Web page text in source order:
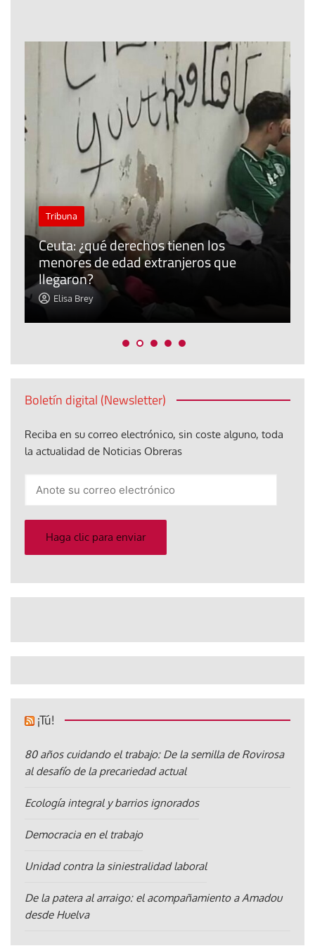
Tribuna
Ceuta: ¿qué derechos tienen los
menores de edad extranjeros que
llegaron?
Elisa Brey
Boletín digital (Newsletter)
Reciba en su correo electrónico, sin coste alguno, toda
la actualidad de Noticias Obreras
electrónico
Haga clic para enviar
¡Tú!
80 años cuidando el trabajo: De la semilla de Rovirosa
al desafío de la precariedad actual
Ecología integral y barrios ignorados
Democracia en el trabajo
Unidad contra la siniestralidad laboral
De la patera al arraigo: el acompañamiento a Amadou
desde Huelva